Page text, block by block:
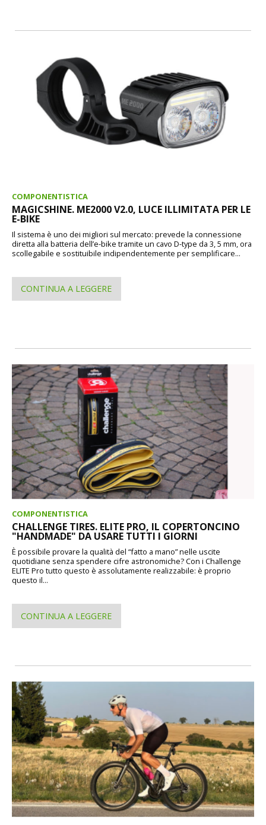
COMPONENTISTICA
MAGICSHINE. ME2000 V2.0, LUCE ILLIMITATA PER LE
E-BIKE
Il sistema è uno dei migliori sul mercato: prevede la connessione
diretta alla batteria dell’e-bike tramite un cavo D-type da 3, 5 mm, ora
scollegabile e sostituibile indipendentemente per semplificare...
CONTINUA A LEGGERE
COMPONENTISTICA
CHALLENGE TIRES. ELITE PRO, IL COPERTONCINO
"HANDMADE" DA USARE TUTTI I GIORNI
È possibile provare la qualità del “fatto a mano” nelle uscite
quotidiane senza spendere cifre astronomiche? Con i Challenge
ELITE Pro tutto questo è assolutamente realizzabile: è proprio
questo il...
CONTINUA A LEGGERE